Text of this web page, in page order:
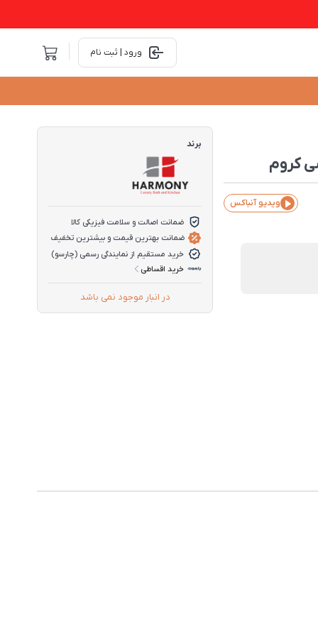
ورود | ثبت نام
ویدیو آنباکس
برند
ضمانت اصالت و سلامت فیزیکی کالا
ضمانت بهترین قیمت و بیشترین تخفیف
خرید مستقیم از نمایندگی رسمی (چارسو)
خرید اقساطی
در انبار موجود نمی باشد